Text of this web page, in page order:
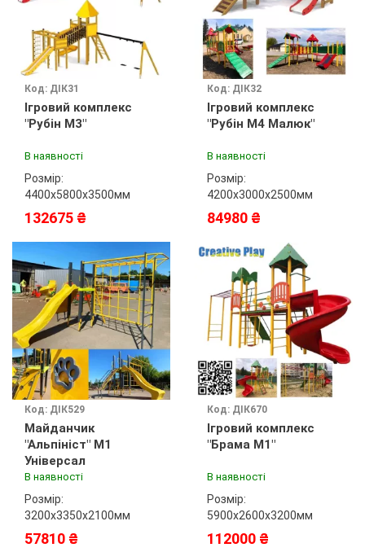
Код: ДІК31
Ігровий комплекс
"Рубін М3"
В наявності
Розмір:
4400х5800х3500мм
132675 ₴
Код: ДІК32
Ігровий комплекс
"Рубін М4 Малюк"
В наявності
Розмір:
4200х3000х2500мм
84980 ₴
Код: ДІК529
Майданчик
"Альпініст" М1
Універсал
В наявності
Розмір:
3200х3350х2100мм
57810 ₴
Код: ДІК670
Ігровий комплекс
"Брама М1"
В наявності
Розмір:
5900х2600х3200мм
112000 ₴